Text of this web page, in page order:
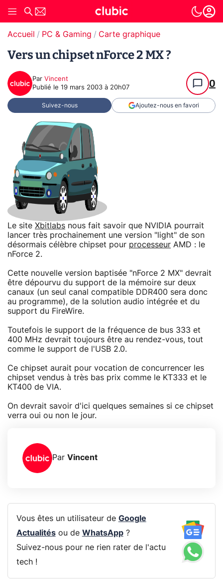
Accueil PC & Gaming Carte graphique
Vers un chipset nForce 2 MX ?
Par Vincent
Publié le 19 mars 2003 à 20h07 0
Suivez-nous Ajoutez-nous en favori
Le site Xbitlabs nous fait savoir que NVIDIA pourrait
lancer très prochainement une version "light" de son
désormais célèbre chipset pour processeur AMD : le
nForce 2.
Cette nouvelle version baptisée "nForce 2 MX" devrait
être dépourvu du support de la mémoire sur deux
canaux (un seul canal compatible DDR400 sera donc
au programme), de la solution audio intégrée et du
support du FireWire.
Toutefois le support de la fréquence de bus 333 et
400 MHz devrait toujours être au rendez-vous, tout
comme le support de l'USB 2.0.
Ce chipset aurait pour vocation de concurrencer les
chipset vendus à très bas prix comme le KT333 et le
KT400 de VIA.
On devrait savoir d'ici quelques semaines si ce chipset
verra oui ou non le jour.
Par Vincent
Vous êtes un utilisateur de Google
Actualitésou de WhatsApp?
Suivez-nous pour ne rien rater de l'actu
tech !